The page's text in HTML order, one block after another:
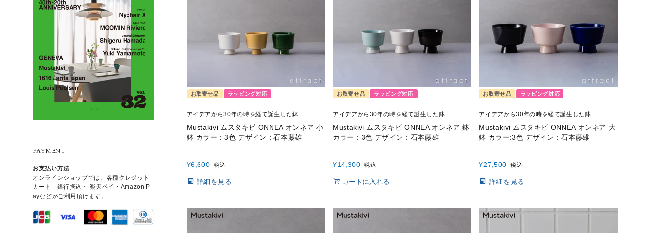
PAYMENT
お支払い方法
オンラインショップでは、各種クレジット
カート・銀行振込・楽天ペイ・Amazon P
ayなどがご利用頂けます。
お取寄せ品 ラッピング対応
アイデアから30年の時を経て誕生した鉢
Mustakivi ムスタキビ ONNEA オンネア 小
鉢 カラー：3色 デザイン：石本藤雄
¥6,600 税込
詳細を見る
お取寄せ品 ラッピング対応
アイデアから30年の時を経て誕生した鉢
Mustakivi ムスタキビ ONNEA オンネア 鉢
カラー：3色 デザイン：石本藤雄
¥14,300 税込
カートに入れる
お取寄せ品 ラッピング対応
アイデアから30年の時を経て誕生した鉢
Mustakivi ムスタキビ ONNEA オンネア 大
鉢 カラー:3色 デザイン：石本藤雄
¥27,500 税込
詳細を見る